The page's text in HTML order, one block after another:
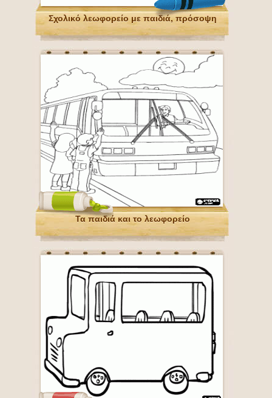
Σχολικό λεωφορείο με παιδιά, πρόσοψη
Τα παιδιά και το λεωφορείο